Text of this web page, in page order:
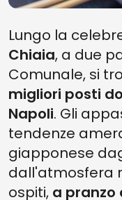
Lungo la
Chiaia, a due
Comunale, si
migliori posti
Napoli. Gli
tendenze
giapponese
dall'atmosfera
ospiti, a pranzo